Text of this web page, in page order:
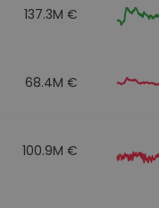
137.3M €
68.4M €
100.9M €